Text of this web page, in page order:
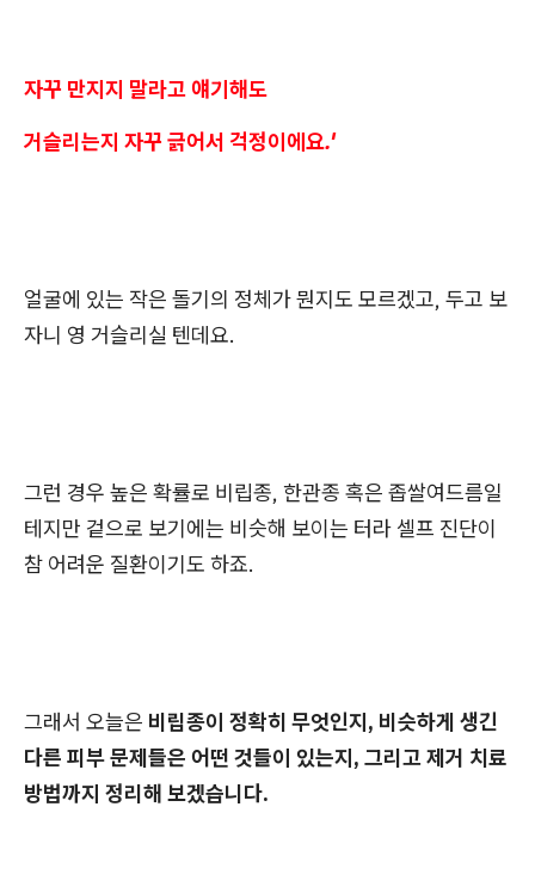
자꾸 만지지 말라고 얘기해도
거슬리는지 자꾸 긁어서 걱정이에요.'
얼굴에 있는 작은 돌기의 정체가 뭔지도 모르겠고, 두고 보
자니 영 거슬리실 텐데요.
그런 경우 높은 확률로 비립종, 한관종 혹은 좁쌀여드름일
테지만 겉으로 보기에는 비슷해 보이는 터라 셀프 진단이
참 어려운 질환이기도 하죠.
그래서 오늘은 비립종이 정확히 무엇인지, 비슷하게 생긴
다른 피부 문제들은 어떤 것들이 있는지, 그리고 제거 치료
방법까지 정리해 보겠습니다.